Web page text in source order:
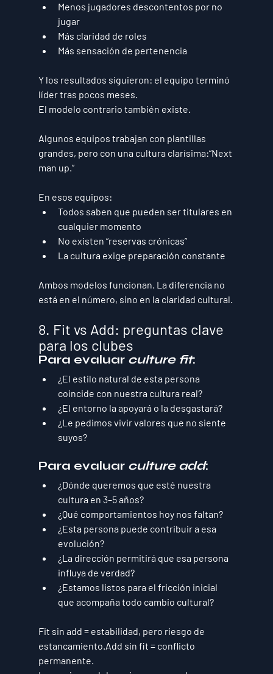
Menos jugadores descontentos por no
jugar
Más claridad de roles
Más sensación de pertenencia
Y los resultados siguieron: el equipo terminó
líder tras pocos meses.
El modelo contrario también existe.
Algunos equipos trabajan con plantillas
grandes, pero con una cultura clarísima:“Next
man up.”
En esos equipos:
Todos saben que pueden ser titulares en
cualquier momento
No existen “reservas crónicas”
La cultura exige preparación constante
Ambos modelos funcionan. La diferencia no
está en el número, sino en la claridad cultural.
8. Fit vs Add: preguntas clave
para los clubes
Para evaluar culture fit:
¿El estilo natural de esta persona
coincide con nuestra cultura real?
¿El entorno la apoyará o la desgastará?
¿Le pedimos vivir valores que no siente
suyos?
Para evaluar culture add:
¿Dónde queremos que esté nuestra
cultura en 3–5 años?
¿Qué comportamientos hoy nos faltan?
¿Esta persona puede contribuir a esa
evolución?
¿La dirección permitirá que esa persona
influya de verdad?
¿Estamos listos para el fricción inicial
que acompaña todo cambio cultural?
Fit sin add = estabilidad, pero riesgo de
estancamiento.Add sin fit = conflicto
permanente.